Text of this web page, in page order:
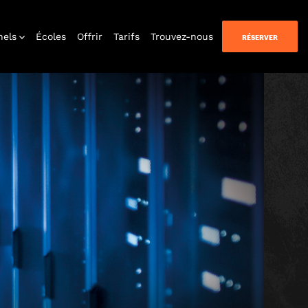
Écoles Offrir Tarifs Trouvez-nous RÉSERVER